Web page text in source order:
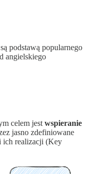
podstawą popularnego
angielskiego
celem jest wspieranie
jasno zdefiniowane
ich realizacji (Key